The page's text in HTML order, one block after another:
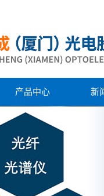
产品中心 新